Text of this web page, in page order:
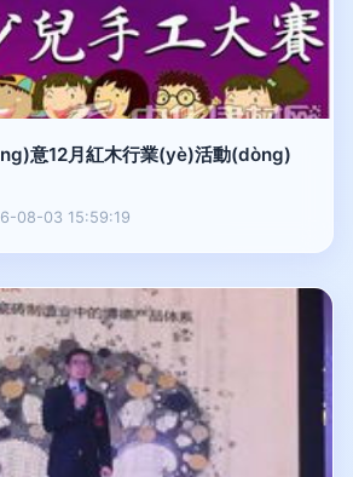
意12月紅木行業(yè)活動(dòng)
08-03 15:59:19